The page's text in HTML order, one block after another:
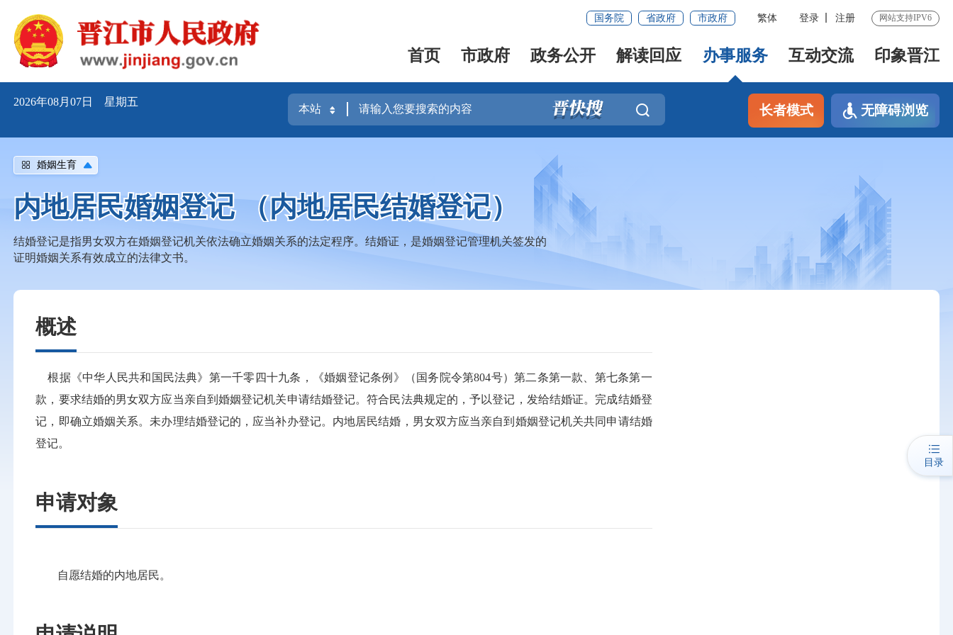
国务院 省政府 市政府 繁体 登录 注册 网站支持IPV6
首页 市政府 政务公开 解读回应 办事服务 互动交流 印象晋江
2026年08月07日 星期五
长者模式 无障碍浏览
婚姻生育
内地居民婚姻登记 （内地居民结婚登记）
结婚登记是指男女双方在婚姻登记机关依法确立婚姻关系的法定程序。结婚证，是婚姻登记管理机关签发的
证明婚姻关系有效成立的法律文书。
概述
根据《中华人民共和国民法典》第一千零四十九条，《婚姻登记条例》（国务院令第804号）第二条第一款、第七条第一
款，要求结婚的男女双方应当亲自到婚姻登记机关申请结婚登记。符合民法典规定的，予以登记，发给结婚证。完成结婚登
记，即确立婚姻关系。未办理结婚登记的，应当补办登记。内地居民结婚，男女双方应当亲自到婚姻登记机关共同申请结婚
登记。
申请对象
自愿结婚的内地居民。
目录